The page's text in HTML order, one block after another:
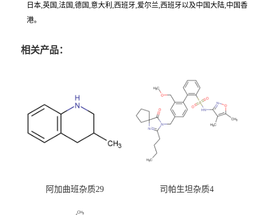
日本,英国,法国,德国,意大利,西班牙,爱尔兰,西班牙以及中国大陆,中国香
港。
相关产品：
阿加曲班杂质29 司帕生坦杂质4